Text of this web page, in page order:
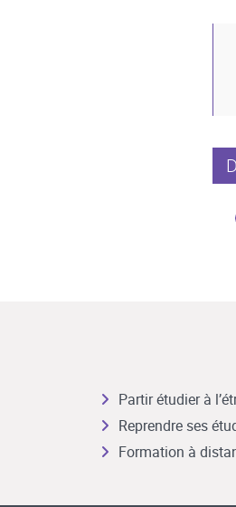
Partir étudier à
Reprendre ses
Formation à